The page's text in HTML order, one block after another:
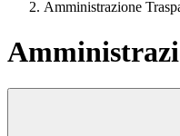
Amministrazione